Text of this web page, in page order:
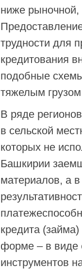
ниже
трудности для
кредитования
подобные
тяжелым
В ряде
в сельской
которых не
Башкирии
материалов, а
кредита
форме – в виде
инструментов